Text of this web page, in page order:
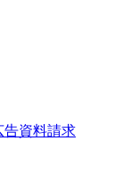
資料請求